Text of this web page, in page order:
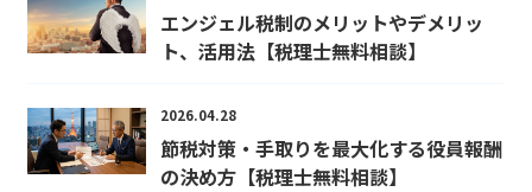
エンジェル税制のメリットやデメリッ
ト、活用法【税理士無料相談】
2026.04.28
節税対策・手取りを最大化する役員報酬
の決め方【税理士無料相談】